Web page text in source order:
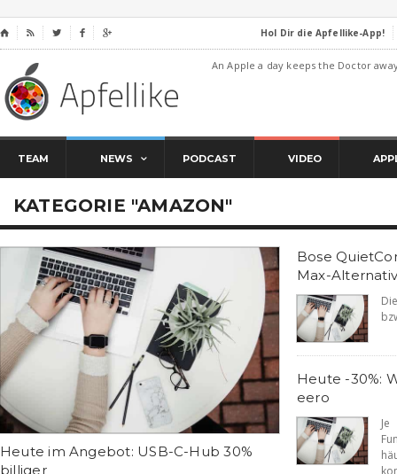
⌂     Hol Dir die Apfellike-App!
An Apple a day keeps the Doctor
TEAM NEWS PODCAST VIDEO
KATEGORIE "AMAZON"
Heute im Angebot: USB-C-Hub 30%
billiger
Bose
Max-
Heute -30%:
eero